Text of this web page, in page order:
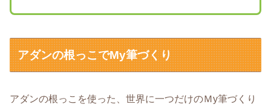
アダンの根っこでMy筆づくり
アダンの根っこを使った、世界に一つだけのＭy筆づくり